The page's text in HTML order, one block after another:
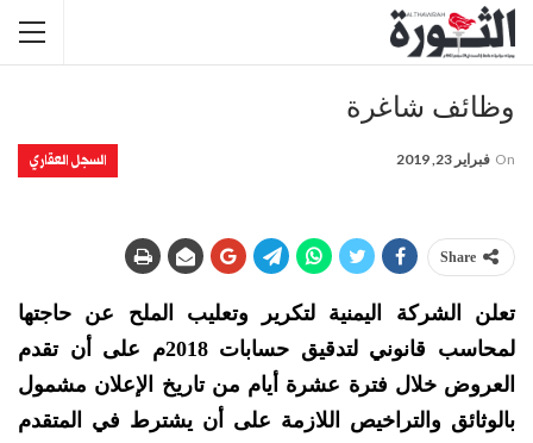
وظائف شاغرة
السجل العقاري On فبراير 23, 2019
Share
تعلن الشركة اليمنية لتكرير وتعليب الملح عن حاجتها
لمحاسب قانوني لتدقيق حسابات 2018م على أن تقدم
العروض خلال فترة عشرة أيام من تاريخ الإعلان مشمول
بالوثائق والتراخيص اللازمة على أن يشترط في المتقدم